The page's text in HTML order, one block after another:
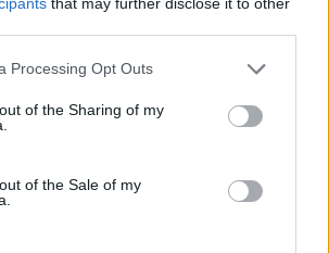
website/app uses one or more Google
or usage behaviour. You may click to
to Google and its third-party tags to
specified purposes in below Google
Processing Opt Outs
of the Sharing of my
of the Sale of my